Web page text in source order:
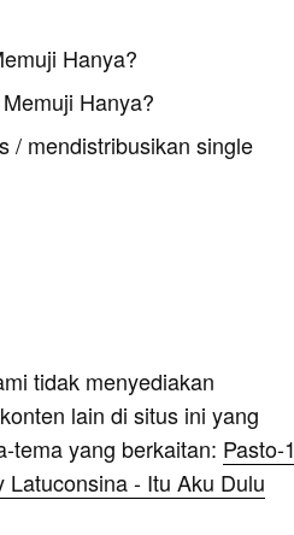
Hanya?
Hanya?
/ mendistribusikan single
tidak menyediakan
lain di situs ini yang
tema yang berkaitan: Pasto-1
Latuconsina - Itu Aku Dulu